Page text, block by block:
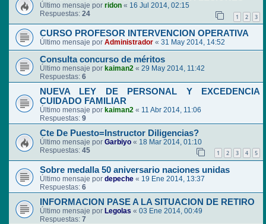
Último mensaje por ridon « 16 Jul 2014, 02:15
Respuestas: 24 1 2 3
CURSO PROFESOR INTERVENCION OPERATIVA
Último mensaje por Administrador « 31 May 2014, 14:52
Consulta concurso de méritos
Último mensaje por kaiman2 « 29 May 2014, 11:42
Respuestas: 6
NUEVA LEY DE PERSONAL Y EXCEDENCIA
CUIDADO FAMILIAR
Último mensaje por kaiman2 « 11 Abr 2014, 11:06
Respuestas: 9
Cte De Puesto=Instructor Diligencias?
Último mensaje por Garbiyo « 18 Mar 2014, 01:10
Respuestas: 45 1 2 3 4 5
Sobre medalla 50 aniversario naciones unidas
Último mensaje por depeche « 19 Ene 2014, 13:37
Respuestas: 6
INFORMACION PASE A LA SITUACION DE RETIRO
Último mensaje por Legolas « 03 Ene 2014, 00:49
Respuestas: 7